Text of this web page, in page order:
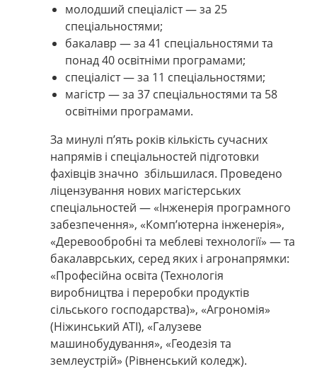
молодший спеціаліст—за 25
спеціальностями;
бакалавр — за 41 спеціальностями та
понад 40 освітніми програмами;
спеціаліст — за 11 спеціальностями;
магістр — за 37 спеціальностями та 58
освітніми програмами.
За минулі п’ять років кількість сучасних
напрямів і спеціальностей підготовки
фахівців значно збільшилася. Проведено
ліцензування нових магістерських
спеціальностей — «Інженерія програмного
забезпечення», «Комп’ютерна інженерія»,
«Деревообробні та меблеві технології» —та
бакалаврських, серед яких і агронапрямки:
«Професійна освіта (Технологія
виробництва і переробки продуктів
сільського господарства)», «Агрономія»
(Ніжинський АТІ), «Галузеве
машинобудування», «Геодезія та
землеустрій» (Рівненський коледж).